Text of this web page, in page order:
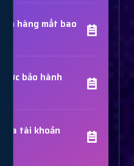
hàng mất bao
bảo hành
tài khoản